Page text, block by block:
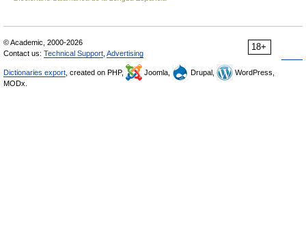
18+
© Academic, 2000-2026
Contact us: Technical Support Advertising
Dictionaries export , created on PHP, Joomla, Drupal,
WordPress,
MODx.